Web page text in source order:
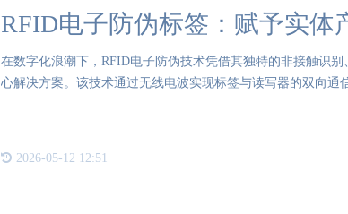
RFID电子防伪标签：赋予实体
在数字化浪潮下，RFID电子防伪技术凭借其独特的非接触识
心解决方案。该技术通过无线电波实现标签与读写器的双向通
2026-05-12 12:51